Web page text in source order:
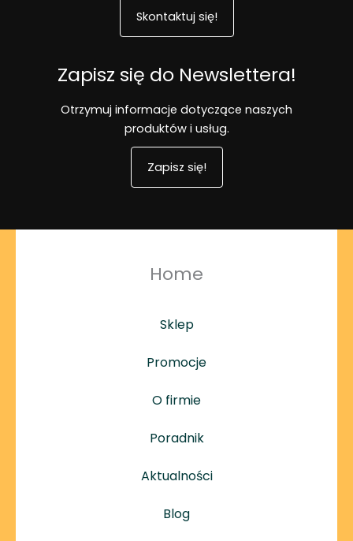
Skontaktuj się!
Zapisz się do Newslettera!
Otrzymuj informacje dotyczące naszych
produktów i usług.
Zapisz się!
Home
Sklep
Promocje
O firmie
Poradnik
Aktualności
Blog